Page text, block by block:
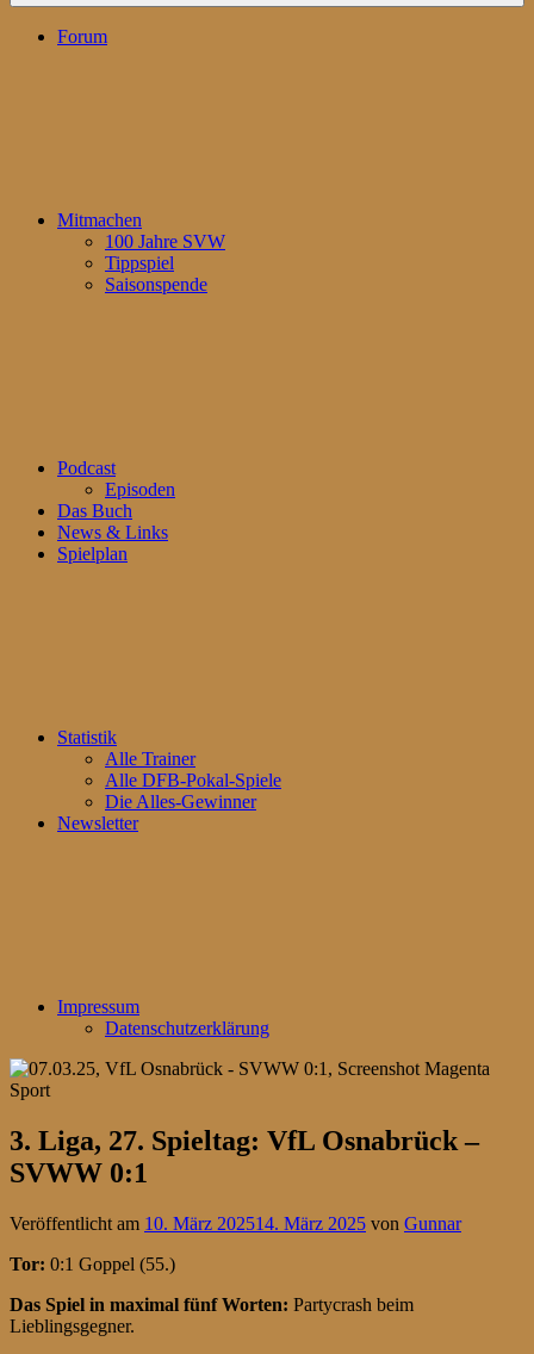
Forum
Mitmachen
100 Jahre SVW
Tippspiel
Saisonspende
Podcast
Episoden
Das Buch
News & Links
Spielplan
Statistik
Alle Trainer
Alle DFB-Pokal-Spiele
Die Alles-Gewinner
Newsletter
Impressum
Datenschutzerklärung
3. Liga, 27. Spieltag: VfL Osnabrück –
SVWW 0:1
Veröffentlicht am 10. März 202514. März 2025 von Gunnar
Tor: 0:1 Goppel (55.)
Das Spiel in maximal fünf Worten: Partycrash beim
Lieblingsgegner.